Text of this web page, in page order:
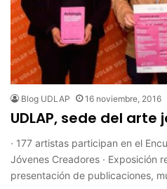
Blog UDLAP 16 noviembre, 2016
UDLAP, sede del arte
· 177 artistas participan en el
Jóvenes Creadores · Exposición
presentación de publicaciones,